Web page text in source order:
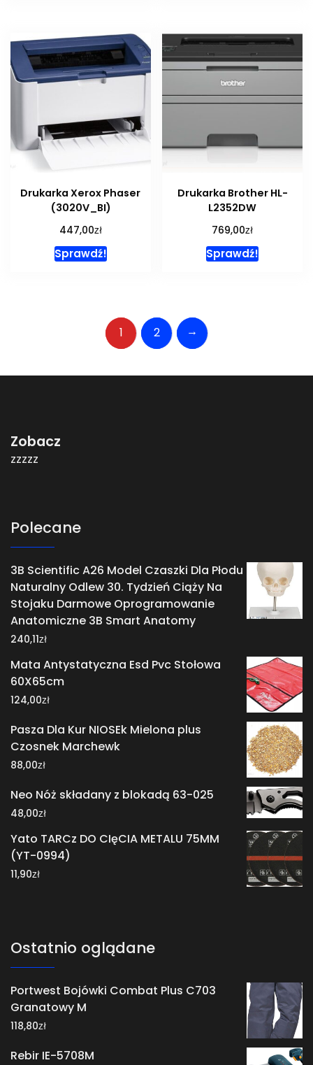
Drukarka Xerox Phaser
(3020V_BI)
447,00zł
Sprawdź!
Drukarka Brother HL-
L2352DW
769,00zł
Sprawdź!
1 2 →
Zobacz
zzzzz
Polecane
3B Scientific A26 Model Czaszki Dla Płodu
Naturalny Odlew 30. Tydzień Ciąży Na
Stojaku Darmowe Oprogramowanie
Anatomiczne 3B Smart Anatomy
240,11zł
Mata Antystatyczna Esd Pvc Stołowa
60X65cm
124,00zł
Pasza Dla Kur NIOSEk Mielona plus
Czosnek Marchewk
88,00zł
Neo Nóż składany z blokadą 63-025
48,00zł
Yato TARCz DO CIęCIA METALU 75MM
(YT-0994)
11,90zł
Ostatnio oglądane
Portwest Bojówki Combat Plus C703
Granatowy M
118,80zł
Rebir IE-5708M